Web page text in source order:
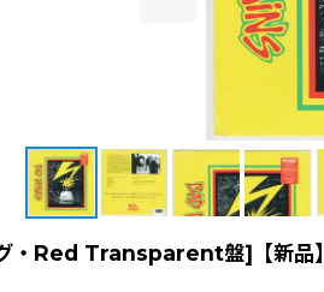
Red Transparent盤]【新品】